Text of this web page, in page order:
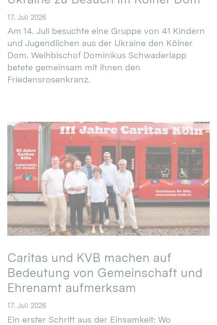
17. Juli 2026
Am 14. Juli besuchte eine Gruppe von 41 Kindern
und Jugendlichen aus der Ukraine den Kölner
Dom. Weihbischof Dominikus Schwaderlapp
betete gemeinsam mit ihnen den
Friedensrosenkranz.
Caritas und KVB machen auf
Bedeutung von Gemeinschaft und
Ehrenamt aufmerksam
17. Juli 2026
Ein erster Schritt aus der Einsamkeit: Wo